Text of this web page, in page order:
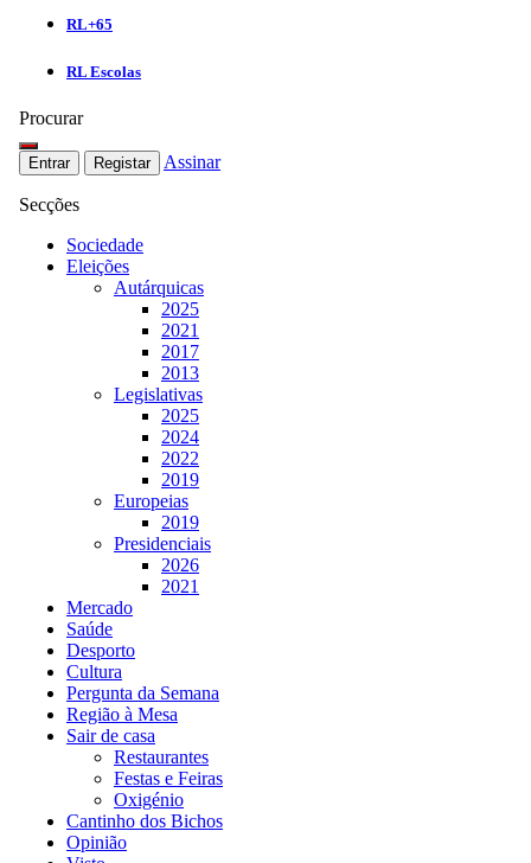
RL+65
RL Escolas
Procurar
Entrar Registar Assinar
Secções
Sociedade
Eleições
Autárquicas
2025
2021
2017
2013
Legislativas
2025
2024
2022
2019
Europeias
2019
Presidenciais
2026
2021
Mercado
Saúde
Desporto
Cultura
Pergunta da Semana
Região à Mesa
Sair de casa
Restaurantes
Festas e Feiras
Oxigénio
Cantinho dos Bichos
Opinião